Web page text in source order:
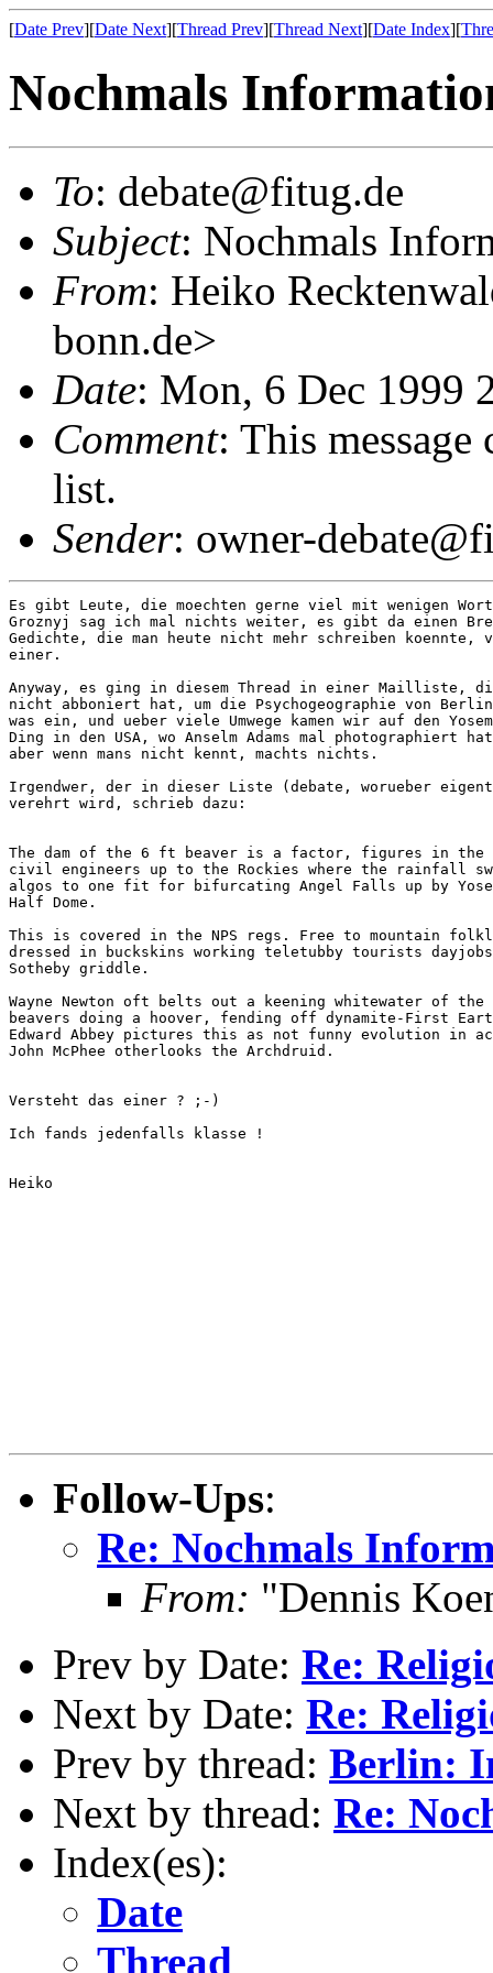
[Date Prev][Date Next][Thread Prev][Thread Next][Date Index][
Nochmals
To: debate@fitug.de
Subject: Nochmals
From: Heiko
bonn.de>
Date: Mon, 6 Dec 1999
Comment: This
list.
Sender: owner-
Es gibt Leute, die moechten gerne viel mit wenigen
Groznyj sag ich mal nichts weiter, es gibt da einen
Gedichte, die man heute nicht mehr schreiben
einer.
Anyway, es ging in diesem Thread in einer Mailliste,
nicht abboniert hat, um die Psychogeographie von
was ein, und ueber viele Umwege kamen wir auf den
Ding in den USA, wo Anselm Adams mal photographiert
aber wenn mans nicht kennt, machts nichts.
Irgendwer, der in dieser Liste (debate, worueber
verehrt wird, schrieb dazu:
The dam of the 6 ft beaver is a factor, figures in
civil engineers up to the Rockies where the rainfall
algos to one fit for bifurcating Angel Falls up by
Half Dome.
This is covered in the NPS regs. Free to mountain
dressed in buckskins working teletubby tourists
Sotheby griddle.
Wayne Newton oft belts out a keening whitewater of the
beavers doing a hoover, fending off dynamite-First
Edward Abbey pictures this as not funny evolution in
John McPhee otherlooks the Archdruid.
Versteht das einer ? ;-)
Ich fands jedenfalls klasse !
Heiko
Follow-Ups:
Re: Nochmals
From: "Dennis
Prev by Date: Re:
Next by Date: Re:
Prev by thread: Berlin:
Next by thread: Re:
Index(es):
Date
Thread